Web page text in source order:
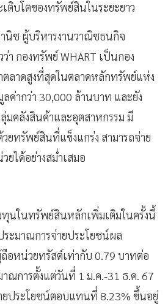
ติบโตของทรัพย์สินในระยะยาว
นิช ผู้บริหารงานวาณิชธนกิจ
า กองทรัพย์ WHART เป็นกอง
ตลาดสูงที่สุดในตลาดหลักทรัพย์แห่ง
ค่ากว่า 30,000 ล้านบาท และยัง
มคลังสินค้าและอุตสาหกรรม มี
ยทรัพย์สินที่แข็งแกร่ง สามารถจ่าย
ได้อย่างสม่ำเสมอ
ทุนในทรัพย์สินหลักเพิ่มเติมในครั้งนี้
ระมาณการจ่ายประโยชน์ผล
หน่วยทรัสต์เท่ากับ 0.79 บาทต่อ
ณการตั้งแต่วันที่ 1 ม.ค.-31 ธ.ค. 67
ยประโยชน์ตอบแทนที่ 8.23% ขึ้นอยู่